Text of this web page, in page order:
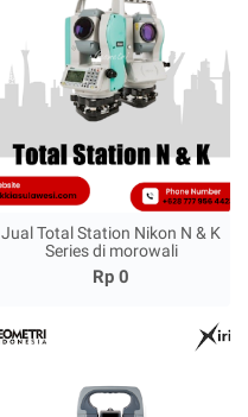
Jual Total Station Nikon N & K
Series di morowali
Rp 0